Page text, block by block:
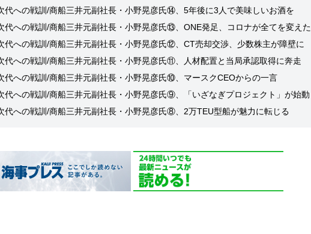
代への戦訓/商船三井元副社長・小野晃彦氏⑭、5年後に3人で美味しいお酒を
代への戦訓/商船三井元副社長・小野晃彦氏⑬、ONE発足、コロナが全てを変えた
代への戦訓/商船三井元副社長・小野晃彦氏⑫、CT売却交渉、少数株主が障壁に
代への戦訓/商船三井元副社長・小野晃彦氏⑪、人材配置と当局承認取得に奔走
代への戦訓/商船三井元副社長・小野晃彦氏⑩、マースクCEOからの一言
代への戦訓/商船三井元副社長・小野晃彦氏⑨、「いざなぎプロジェクト」が始動
代への戦訓/商船三井元副社長・小野晃彦氏⑧、2万TEU型船が魅力に転じる